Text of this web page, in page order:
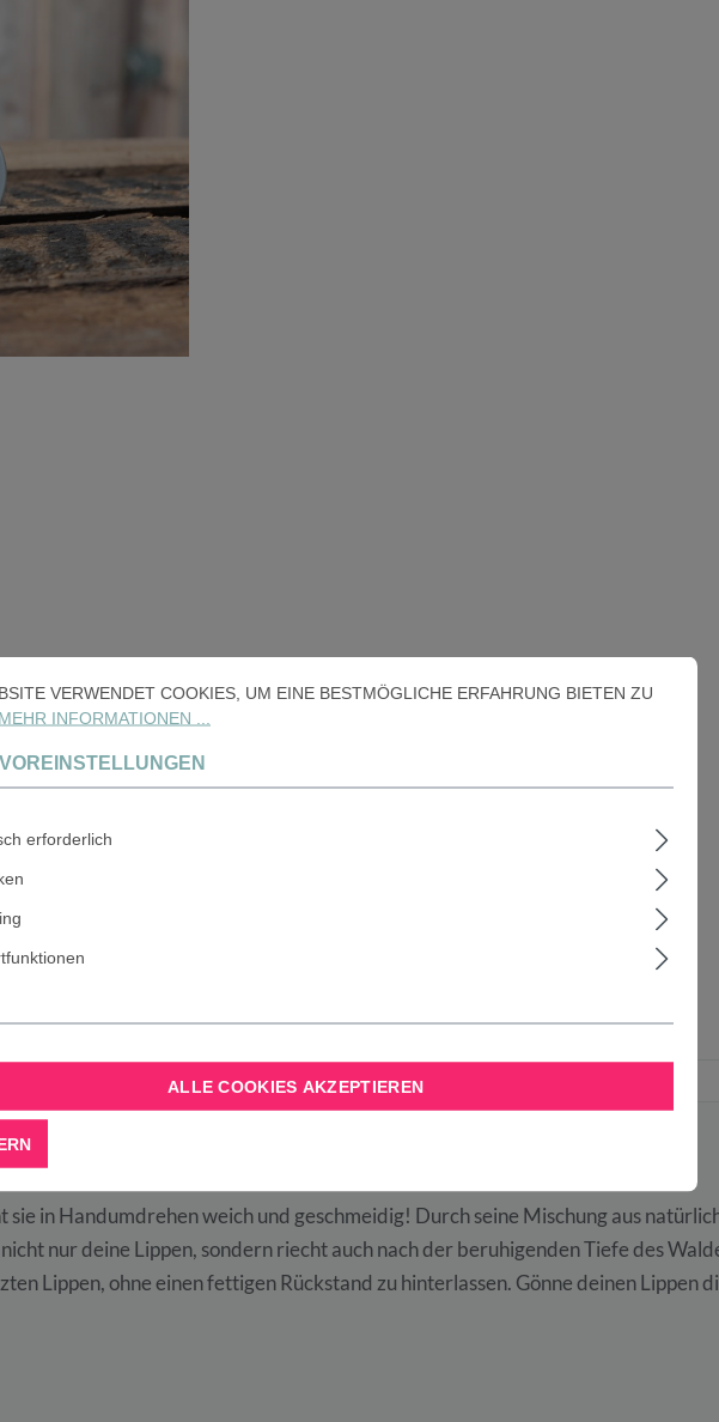
MERKEN
sie in Handumdrehen weich und geschmeidig! Durch seine Mischung aus
nur deine Lippen, sondern riecht auch nach der beruhigenden Tiefe des
Lippen, ohne einen fettigen Rückstand zu hinterlassen. Gönne deinen Lippen
VERWENDET COOKIES, UM EINE BESTMÖGLICHE ERFAHRUNG BIETEN ZU
MEHR INFORMATIONEN ...
erforderlich
ALLE COOKIES AKZEPTIEREN